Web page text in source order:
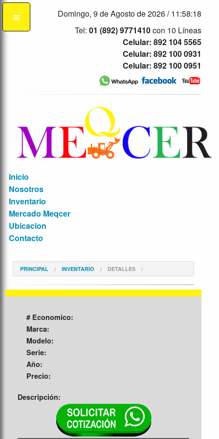
Domingo, 9 de Agosto de 2026 /11:58:19
Tel:01 (892) 9771410con 10 Líneas
Celular: 892 104 5565
Celular: 892 100 0931
Celular: 892 100 0951
Inicio
Nosotros
Inventario
Mercado Meqcer
Ubicacion
Contacto
PRINCIPAL INVENTARIO DETALLES
# Economico:
Marca:
Modelo:
Serie:
Año:
Precio:
Descripción: